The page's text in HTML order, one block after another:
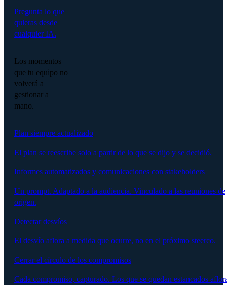
Pregunta lo que
quieras desde
cualquier IA.
Los momentos
que tu equipo no
volverá a
gestionar a
mano.
Plan siempre actualizado
El plan se reescribe solo a partir de lo que se dijo y se decidió.
Informes automatizados y comunicaciones con stakeholders
Un prompt. Adaptado a la audiencia. Vinculado a las reuniones de
origen.
Detectar desvíos
El desvío aflora a medida que ocurre, no en el próximo steerco.
Cerrar el círculo de los compromisos
Cada compromiso, capturado. Los que se quedan estancados